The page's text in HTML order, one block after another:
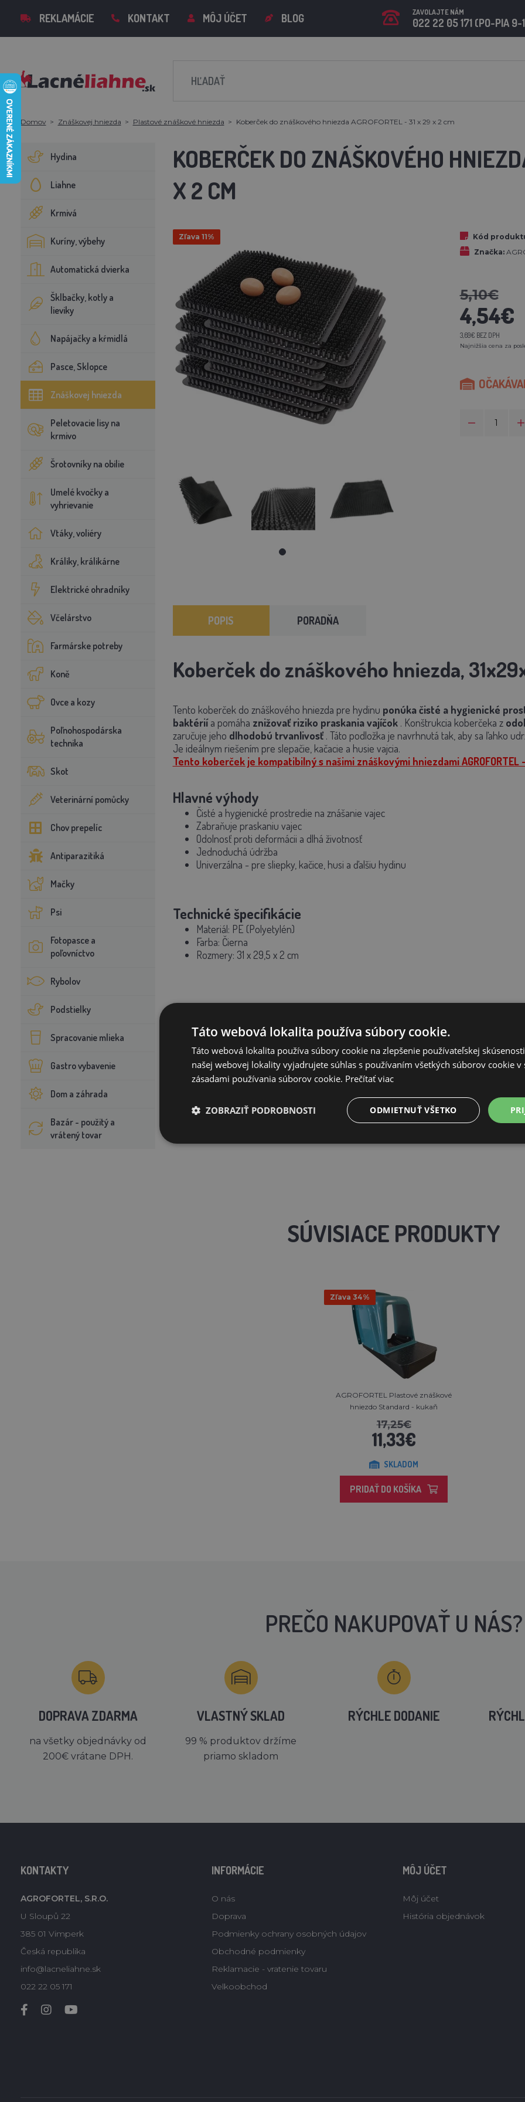
REKLAMÁCIE KONTAKT MÔJ ÚČET BLOG ZAVOLAJTE NÁM
022 22 05 171 (PO-PIA 9-
Domov Znáškovej hniezda Plastové znáškové hniezda Koberček do znáškového hniezda AGROFORTEL - 31 x 29 x 2 cm
Hydina
Liahne
Krmivá
Kuríny, výbehy
Automatická dvierka
Šklbačky, kotly a
lieviky
Napájačky a kŕmidlá
Pasce, Sklopce
Znáškovej hniezda
Peletovacie lisy na
krmivo
Šrotovníky na obilie
Umelé kvočky a
vyhrievanie
Vtáky, voliéry
Králiky, králikárne
Elektrické ohradníky
Včelárstvo
Farmárske potreby
Koně
Ovce a kozy
Poľnohospodárska
technika
Skot
Veterinární pomůcky
Chov prepelíc
Antiparazitiká
Mačky
Psi
Fotopasce a
poľovníctvo
Rybolov
Podstielky
Spracovanie mlieka
Gastro vybavenie
Dom a záhrada
Bazár - použitý a
vrátený tovar
KOBERČEK DO ZNÁŠKOVÉHO
X 2 CM
Zľava 11% Kód
Značka:
5,10€
4,54€
3,69€ BEZ DPH
Najnižšia cena za
POPIS PORADŇA
Koberček do znáškového hniezda,
Tento koberček do znáškového hniezda pre hydinu ponúka čisté a hygienické
baktériía pomáha znižovať riziko praskania vajíčok. Konštrukcia koberčeka z
zaručuje jeho dlhodobú trvanlivosť. Táto podložka je navrhnutá tak, aby sa ľahko
Je ideálnym riešením pre slepačie, kačacie a husie vajcia.
Tento koberček je kompatibilný s našimi znáškovými hniezdami AGROFORTEL
Hlavné výhody
Čisté a hygienické prostredie na znášanie vajec
Zabraňuje praskaniu vajec
Odolnosť proti deformácii a dlhá životnosť
Jednoduchá údržba
Univerzálna - pre sliepky, kačice, husi a ďalšiu hydinu
Technické špecifikácie
Materiál: PE (Polyetylén)
Farba: Čierna
Rozmery: 31 x 29,5 x 2 cm
Obsah balenia
1x Koberček do znáškového hniezda
Táto hniezdiaca podložka je ideálnym pomocníkom pre chovateľov hydiny, ktorí chcú
odolného materiálu, ľahko sa udržuje a poskytuje hygienické prostredie. Je vhodná
SÚVISIACE PRODUKTY
Zľava 34%
AGROFORTEL Plastové znáškové
hniezdo Standard - kukaň
17,25€
11,33€
SKLADOM
PRIDAŤ DO KOŠÍKA
PREČO NAKUPOVAŤ U NÁS?
DOPRAVA ZDARMA
na všetky objednávky od
200€ vrátane DPH.
VLASTNÝ SKLAD
99 % produktov držíme
priamo skladom
RÝCHLE DODANIE
KONTAKTY
AGROFORTEL, S.R.O.
U Sloupů 22
385 01 Vimperk
Česká republika
info@lacneliahne.sk
022 22 05 171
INFORMÁCIE
O nás
Doprava
Podmienky ochrany osobných údajov
Obchodné podmienky
Reklamacie - vratenie tovaru
Velkoobchod
MÔJ ÚČET
Môj účet
História objednávok
Táto webová lokalita používa súbory cookie.
Táto webová lokalita používa súbory cookie na zlepšenie používateľskej
našej webovej lokality vyjadrujete súhlas s používaním všetkých súborov cookie v
zásadami používania súborov cookie. Prečítať viac
ODMIETNUŤ VŠETKO
ZOBRAZIŤ PODROBNOSTI